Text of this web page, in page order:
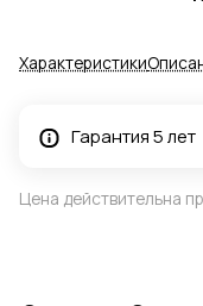
Характеристики
Гарантия 5 лет
Цена действительна